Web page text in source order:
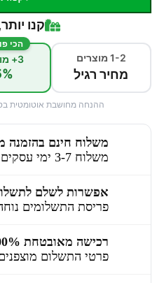
קנו
1-2 מוצרים
מחיר רגיל
הכי
3+ מוצרים
ההנחה מחושבת אוטומטית
משלוח חינם בהזמנה מעל
משלוח 3-7 ימי עסקים לכל הארץ
אפשרות לשלם
פריסת התשלומים
רכישה מאובטחת 100% SSL
פרטי התשלום מוצפנים